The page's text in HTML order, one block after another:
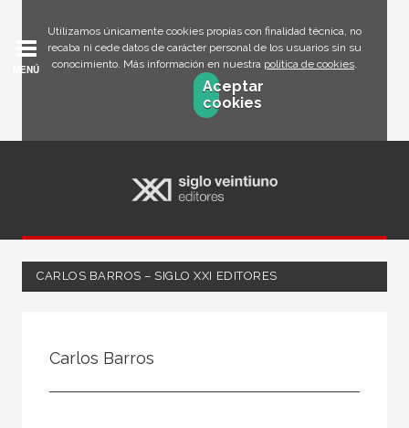
Utilizamos únicamente cookies propias con finalidad técnica, no
recaba ni cede datos de carácter personal de los usuarios sin su
conocimiento. Más información en nuestra política de cookies.
Aceptar
cookies
MENÚ
CARLOS BARROS – SIGLO XXI EDITORES
Carlos Barros